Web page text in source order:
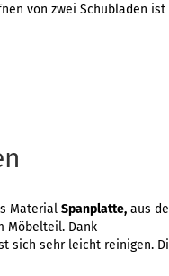
von zwei Schubladen
Material Spanplatte, aus
Möbelteil. Dank
sich sehr leicht reinigen.